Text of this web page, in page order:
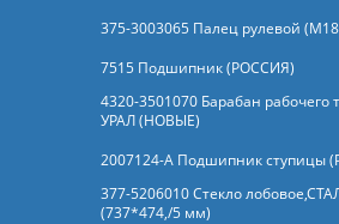
375-3003065 Палец рулевой
7515 Подшипник (РОССИЯ)
4320-3501070 Барабан рабочего
УРАЛ (НОВЫЕ)
2007124-А Подшипник ступицы
377-5206010 Стекло
(737*474,/5 мм)